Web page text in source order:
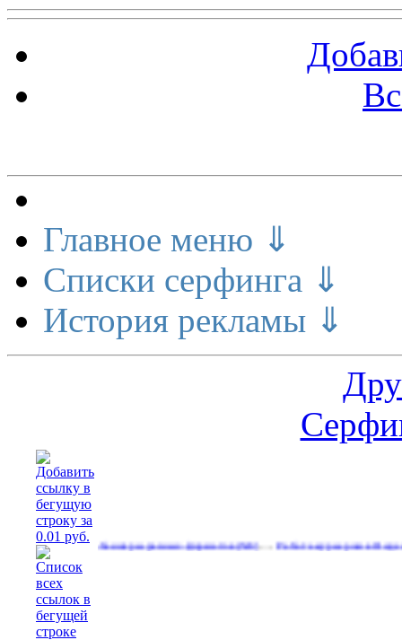
Главное меню ⇓
Списки серфинга ⇓
История рекламы ⇓
баннеры разных форматов(543)…Работа курьером в Яндекс еду.зп